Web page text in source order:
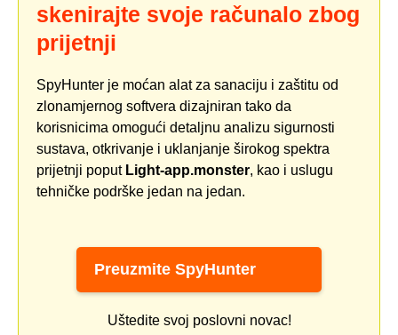
skenirajte svoje računalo zbog
prijetnji
SpyHunter je moćan alat za sanaciju i zaštitu od
zlonamjernog softvera dizajniran tako da
korisnicima omogući detaljnu analizu sigurnosti
sustava, otkrivanje i uklanjanje širokog spektra
prijetnji poput Light-app.monster, kao i uslugu
tehničke podrške jedan na jedan.
Preuzmite SpyHunter
Uštedite svoj poslovni novac!